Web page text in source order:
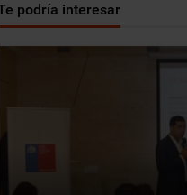
podría interesar